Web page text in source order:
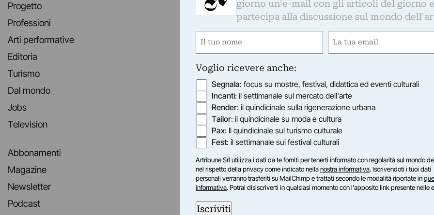
Progetto
Professioni
Arti performative
Editoria
Turismo
Dal mondo
Jobs
Television
Abbonamenti
Magazine
Newsletter
Podcast
giorno un'e-mail con gli articoli del giorno e
partecipa alla discussione sul mondo
Nome
Email
Voglio ricevere anche:
Segnala: focus su mostre, festival, didattica ed eventi culturali
Incanti: il settimanale sul mercato dell'arte
Render: il quindicinale sulla rigenerazione urbana
Tailor: il quindicinale su moda e cultura
Pax: Il quindicinale sul turismo culturale
Fest: il settimanale sui festival culturali
Artribune Srl utilizza i dati da te forniti per tenerti informato con regolarità sul mondo
nel rispetto della privacy come indicato nellanostra informativa. Iscrivendoti i tuoi dati
personali verranno trasferiti su MailChimp e trattati secondo le modalità riportate in
informativa. Potrai disiscriverti in qualsiasi momento con l'apposito link presente nelle
Iscriviti